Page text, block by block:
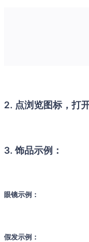
2. 点浏览图标，打
3. 饰品示例：
眼镜示例：
假发示例：